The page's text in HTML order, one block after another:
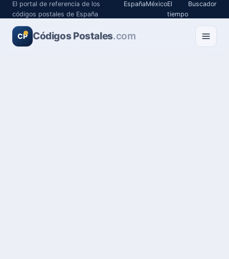
El portal de referencia de los
códigos postales de España
EspañaMéxicoEl
tiempo
Buscador
CP Códigos Postales.com